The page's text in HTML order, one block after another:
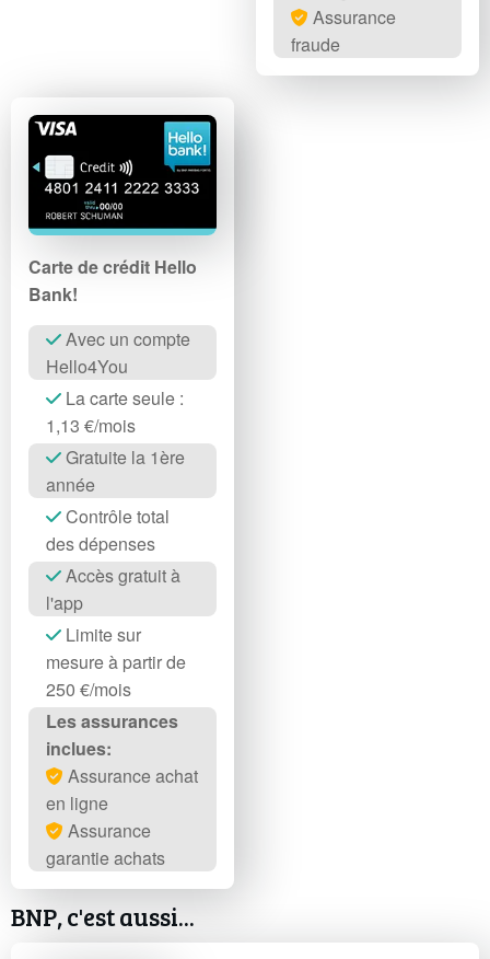
Assurance
fraude
Carte de crédit Hello
Bank!
Avec un compte
Hello4You
La carte seule :
1,13 €/mois
Gratuite la 1ère
année
Contrôle total
des dépenses
Accès gratuit à
l'app
Limite sur
mesure à partir de
250 €/mois
Les assurances
inclues:
Assurance achat
en ligne
Assurance
garantie achats
BNP, c'est aussi...